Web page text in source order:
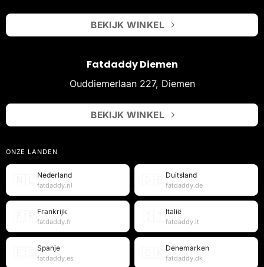
BEKIJK WINKEL
Fatdaddy Diemen
Ouddiemerlaan 227, Diemen
BEKIJK WINKEL
ONZE LANDEN
Nederland
fatdaddy.nl
Duitsland
fatdaddy.de
Frankrijk
fatdaddy.fr
Italië
fatdaddy.it
Spanje
fatdaddy.es
Denemarken
fatdaddy.dk